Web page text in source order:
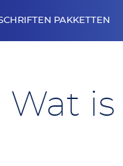
PAKKETTEN
Wat